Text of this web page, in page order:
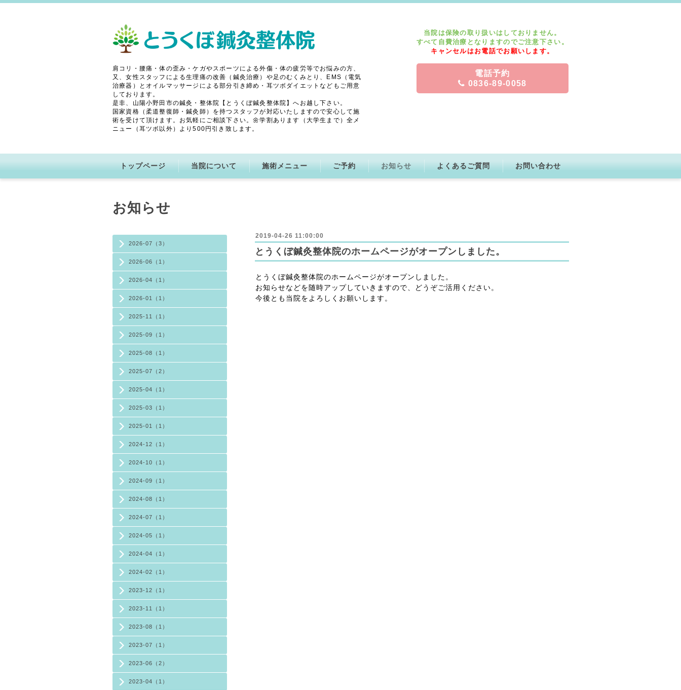
当院は保険の取り扱いはしておりません。
すべて自費治療となりますのでご注意下さい。
キャンセルはお電話でお願いします。
電話予約
0836-89-0058
肩コリ・腰痛・体の歪み・ケガやスポーツによる外傷・体の疲労等でお悩みの方、
又、女性スタッフによる生理痛の改善（鍼灸治療）や足のむくみとり、EMS（電気
治療器）とオイルマッサージによる部分引き締め・耳ツボダイエットなどもご用意
しております。
是非、山陽小野田市の鍼灸・整体院【とうくぼ鍼灸整体院】へお越し下さい。
国家資格（柔道整復師・鍼灸師）を持つスタッフが対応いたしますので安心して施
術を受けて頂けます。お気軽にご相談下さい。🌼学割あります（大学生まで）全メ
ニュー（耳ツボ以外）より500円引き致します。
トップページ 当院について 施術メニュー ご予約 お知らせ よくあるご質問 お問い合わせ
2026-07（3）
2026-06（1）
2026-04（1）
2026-01（1）
2025-11（1）
2025-09（1）
2025-08（1）
2025-07（2）
2025-04（1）
2025-03（1）
2025-01（1）
2024-12（1）
2024-10（1）
2024-09（1）
2024-08（1）
2024-07（1）
2024-05（1）
2024-04（1）
2024-02（1）
2023-12（1）
2023-11（1）
2023-08（1）
2023-07（1）
2023-06（2）
2023-04（1）
お知らせ
2019-04-26 11:00:00
とうくぼ鍼灸整体院のホームページがオープンしました。
とうくぼ鍼灸整体院のホームページがオープンしました。
お知らせなどを随時アップしていきますので、どうぞご活用ください。
今後とも当院をよろしくお願いします。